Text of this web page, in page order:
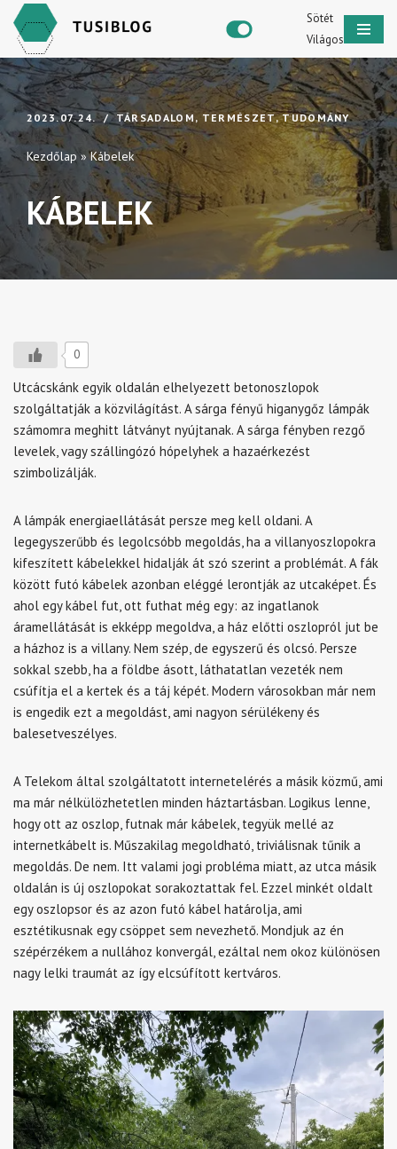
Skip
to
content
Sötét
Világos
2023.07.24. TÁRSADALOM , TERMÉSZET,TUDOMÁNY
Kezdőlap»Kábelek
KÁBELEK
0
Utcácskánk egyik oldalán elhelyezett betonoszlopok
szolgáltatják a közvilágítást. A sárga fényű higanygőz lámpák
számomra meghitt látványt nyújtanak. A sárga fényben rezgő
levelek, vagy szállingózó hópelyhek a hazaérkezést
szimbolizálják.
A lámpák energiaellátását persze meg kell oldani. A
legegyszerűbb és legolcsóbb megoldás, ha a villanyoszlopokra
kifeszített kábelekkel hidalják át szó szerint a problémát. A fák
között futó kábelek azonban eléggé lerontják az utcaképet. És
ahol egy kábel fut, ott futhat még egy: az ingatlanok
áramellátását is ekképp megoldva, a ház előtti oszlopról jut be
a házhoz is a villany. Nem szép, de egyszerű és olcsó. Persze
sokkal szebb, ha a földbe ásott, láthatatlan vezeték nem
csúfítja el a kertek és a táj képét. Modern városokban már nem
is engedik ezt a megoldást, ami nagyon sérülékeny és
balesetveszélyes.
A Telekom által szolgáltatott internetelérés a másik közmű, ami
ma már nélkülözhetetlen minden háztartásban. Logikus lenne,
hogy ott az oszlop, futnak már kábelek, tegyük mellé az
internetkábelt is. Műszakilag megoldható, triviálisnak tűnik a
megoldás. De nem. Itt valami jogi probléma miatt, az utca másik
oldalán is új oszlopokat sorakoztattak fel. Ezzel minkét oldalt
egy oszlopsor és az azon futó kábel határolja, ami
esztétikusnak egy csöppet sem nevezhető. Mondjuk az én
szépérzékem a nullához konvergál, ezáltal nem okoz különösen
nagy lelki traumát az így elcsúfított kertváros.